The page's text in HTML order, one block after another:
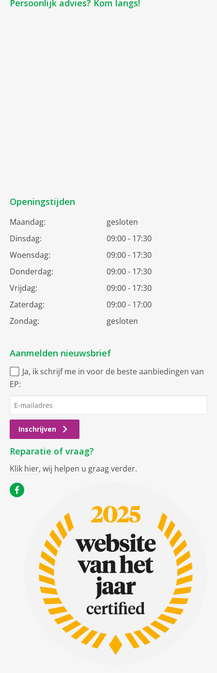
Persoonlijk advies? Kom langs!
Openingstijden
Maandag:
gesloten
Dinsdag:
09:00 - 17:30
Woensdag:
09:00 - 17:30
Donderdag:
09:00 - 17:30
Vrijdag:
09:00 - 17:30
Zaterdag:
09:00 - 17:00
Zondag:
gesloten
Aanmelden nieuwsbrief
Ja, ik schrijf me in voor de beste aanbiedingen van
EP:
Inschrijven
Reparatie of vraag?
Klik hier, wij helpen u graag verder.